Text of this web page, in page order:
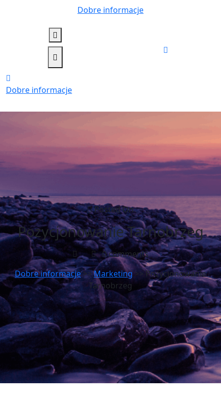
Dobre informacje
Dobre informacje
Posted On
Pozycjonowanie Tarnobrzeg
0 comments
Dobre informacje>>Marketing>> Pozycjonowanie
Tarnobrzeg